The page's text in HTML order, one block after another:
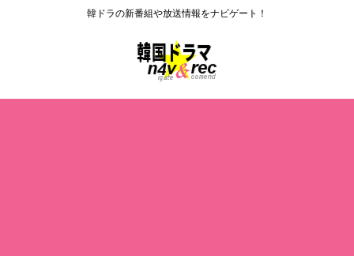
韓ドラの新番組や放送情報をナビゲート！